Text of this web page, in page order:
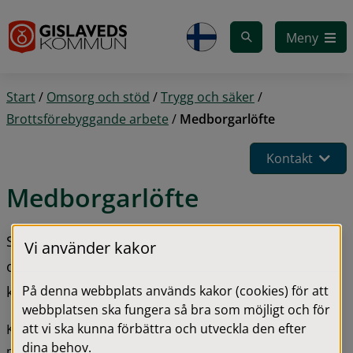
Meny
Start/ Omsorg och stöd /Trygg och säker/
Brottsförebyggande arbete / Medborgarlöfte
Kontakt
Medborgarlöfte
Syftet med medborgarlöfte är att öka tryggheten
och minska brottsligheten genom att polis och
kommun genomför aktiviteter som de lovat.
Kommunen och polisen ger varje år ett gemensamt
Vi använder kakor
På denna webbplats används kakor (cookies) för att
webbplatsen ska fungera så bra som möjligt och för
att vi ska kunna förbättra och utveckla den efter
dina behov.